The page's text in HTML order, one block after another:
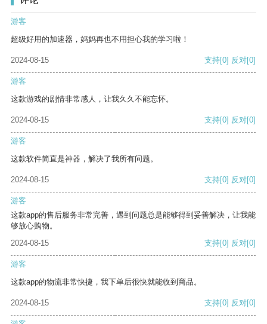
游客
超级好用的加速器，妈妈再也不用担心我的学习啦！
2024-08-15 支持[0] 反对[0]
游客
这款游戏的剧情非常感人，让我久久不能忘怀。
2024-08-15 支持[0] 反对[0]
游客
这款软件简直是神器，解决了我所有问题。
2024-08-15 支持[0] 反对[0]
游客
这款app的售后服务非常完善，遇到问题总是能够得到妥善解决，让我能
够放心购物。
2024-08-15
支持[0] 反对[0]
游客
这款app的物流非常快捷，我下单后很快就能收到商品。
2024-08-15 支持[0] 反对[0]